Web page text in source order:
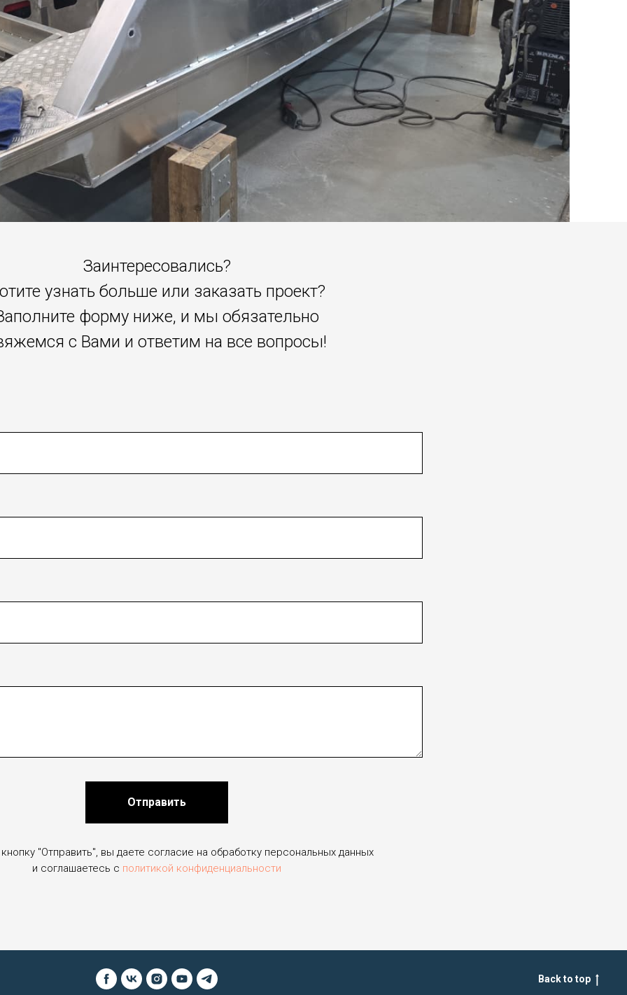
Заинтересовались?
узнать больше или заказать проект?
форму ниже, и мы обязательно
с Вами и ответим на все вопросы!
Отправить
"Отправить", вы даете согласие на обработку персональных данных
и соглашаетесь c политикой конфиденциальности
Back to top